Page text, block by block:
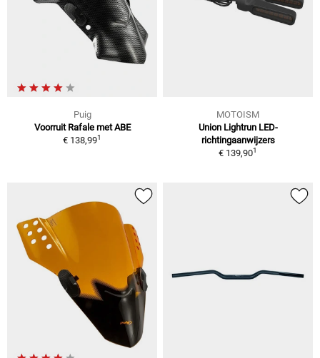
Puig
Voorruit Rafale met ABE
€ 138,991
MOTOISM
Union Lightrun LED-
richtingaanwijzers
€ 139,901